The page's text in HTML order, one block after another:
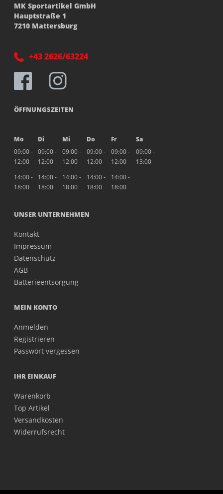
MK Sportartikel GmbH
Hauptstraße 1
7210 Mattersburg
+43 2626/63224
ÖFFNUNGSZEITEN
Mo Di Mi Do Fr
Sa
09:00 -
12:00
09:00 -
12:00
09:00 -
12:00
09:00 -
12:00
09:00 -
12:00
09:00 -
13:00
14:00 -
18:00
14:00 -
18:00
14:00 -
18:00
14:00 -
18:00
14:00 -
18:00
UNSER UNTERNEHMEN
Kontakt
Impressum
Datenschutz
AGB
Batterieentsorgung
MEIN KONTO
Anmelden
Registrieren
Passwort vergessen
IHR EINKAUF
Warenkorb
Top Artikel
Versandkosten
Widerrufsrecht